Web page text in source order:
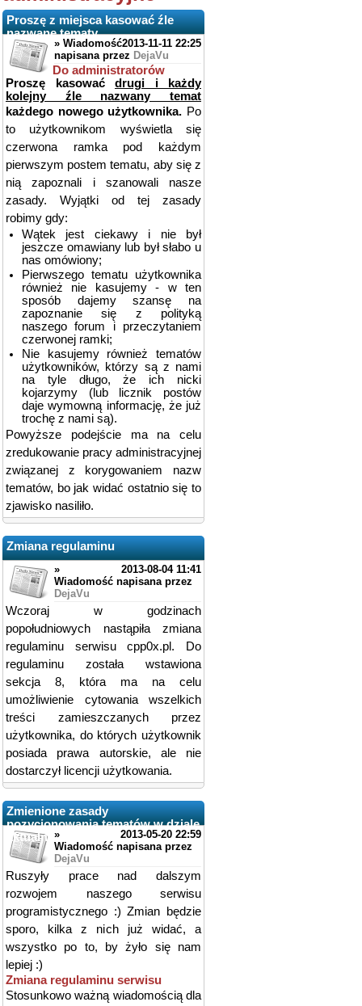
Proszę z miejsca kasować źle
nazwane tematy
2013-11-11 22:25
» Wiadomość
napisana przez DejaVu
Do administratorów
Proszę kasować drugi i każdy
kolejny źle nazwany temat
każdego nowego użytkownika. Po
to użytkownikom wyświetla się
czerwona ramka pod każdym
pierwszym postem tematu, aby się z
nią zapoznali i szanowali nasze
zasady. Wyjątki od tej zasady
robimy gdy:
Wątek jest ciekawy i nie był
jeszcze omawiany lub był słabo u
nas omówiony;
Pierwszego tematu użytkownika
również nie kasujemy - w ten
sposób dajemy szansę na
zapoznanie się z polityką
naszego forum i przeczytaniem
czerwonej ramki;
Nie kasujemy również tematów
użytkowników, którzy są z nami
na tyle długo, że ich nicki
kojarzymy (lub licznik postów
daje wymowną informację, że już
trochę z nami są).
Powyższe podejście ma na celu
zredukowanie pracy administracyjnej
związanej z korygowaniem nazw
tematów, bo jak widać ostatnio się to
zjawisko nasiliło.
Zmiana regulaminu
2013-08-04 11:41
»
Wiadomość napisana przez
DejaVu
Wczoraj w godzinach
popołudniowych nastąpiła zmiana
regulaminu serwisu cpp0x.pl. Do
regulaminu została wstawiona
sekcja 8, która ma na celu
umożliwienie cytowania wszelkich
treści zamieszczanych przez
użytkownika, do których użytkownik
posiada prawa autorskie, ale nie
dostarczył licencji użytkowania.
Zmienione zasady
pozycjonowania tematów w dziale
aktualności
2013-05-20 22:59
»
Wiadomość napisana przez
DejaVu
Ruszyły prace nad dalszym
rozwojem naszego serwisu
programistycznego :) Zmian będzie
sporo, kilka z nich już widać, a
wszystko po to, by żyło się nam
lepiej :)
Zmiana regulaminu serwisu
Stosunkowo ważną wiadomością dla